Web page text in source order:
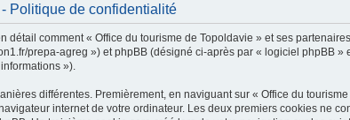
Politique de confidentialité
comment « Office du tourisme de Topoldavie » et ses
prepa-agreg ») et phpBB (désigné ci-après par « logiciel phpBB
»).
différentes. Premièrement, en naviguant sur « Office du
internet de votre ordinateur. Les deux premiers cookies ne